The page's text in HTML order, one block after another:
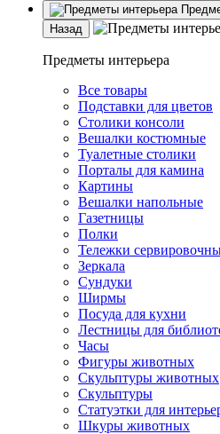
Назад
Предметы интерьера
Все товары
Подставки для цветов
Столики консоли
Вешалки костюмные
Туалетные столики
Порталы для камина
Картины
Вешалки напольные
Газетницы
Полки
Тележки
Зеркала
Сундуки
Ширмы
Посуда для кухни
Лестницы для
Часы
Фигуры животных
Скульптуры животных
Скульптуры
Статуэтки для
Шкуры животных